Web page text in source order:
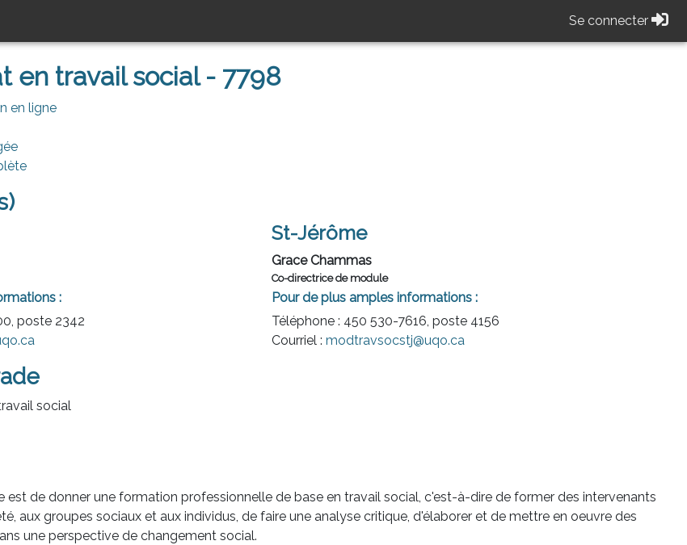
Se connecter
en travail social - 7798
en ligne
:
poste 2342
St-Jérôme
Grace Chammas
Co-directrice de module
Pour de plus amples informations :
Téléphone : 450 530-7616, poste 4156
Courriel : modtravsocstj@uqo.ca
social
est de donner une formation professionnelle de base en travail social, c'est-à-dire de former des intervenants
aux groupes sociaux et aux individus, de faire une analyse critique, d'élaborer et de mettre en oeuvre des
une perspective de changement social.